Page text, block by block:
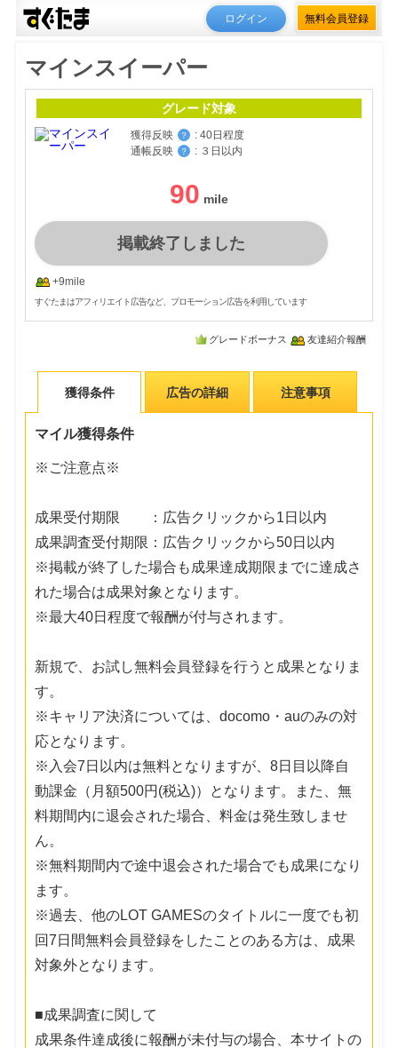
ログイン 無料会員登録
マインスイーパー
グレード対象
獲得反映 ？ : 40日程度
通帳反映
？ : ３日以内
90
掲載終了しました
+9mile
すぐたまはアフィリエイト広告など、プロモーション広告を利用しています
グレードボーナス 友達紹介報酬
獲得条件 広告の詳細 注意事項
マイル獲得条件
※ご注意点※
成果受付期限 ：広告クリックから1日以内
成果調査受付期限：広告クリックから50日以内
※掲載が終了した場合も成果達成期限までに達成さ
れた場合は成果対象となります。
※最大40日程度で報酬が付与されます。
新規で、お試し無料会員登録を行うと成果となりま
す。
※キャリア決済については、docomo・auのみの対
応となります。
※入会7日以内は無料となりますが、8日目以降自
動課金（月額500円(税込)）となります。また、無
料期間内に退会された場合、料金は発生致しませ
ん。
※無料期間内で途中退会された場合でも成果になり
ます。
※過去、他のLOT GAMESのタイトルに一度でも初
回7日間無料会員登録をしたことのある方は、成果
対象外となります。
■成果調査に関して
成果条件達成後に報酬が未付与の場合、本サイトの